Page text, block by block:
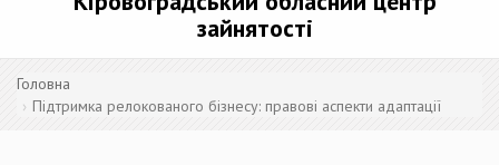
зайнятості
Головна
Підтримка релокованого бізнесу: правові аспекти адаптації